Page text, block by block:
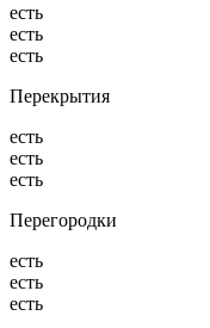
есть
есть
есть
Перекрытия
есть
есть
есть
Перегородки
есть
есть
есть